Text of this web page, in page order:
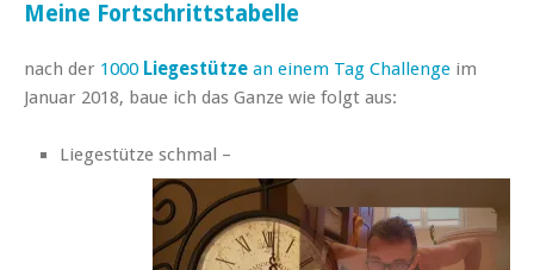
Meine Fortschrittstabelle
nach der 1000 Liegestütze an einem Tag Challenge im
Januar 2018, baue ich das Ganze wie folgt aus:
Liegestütze schmal –